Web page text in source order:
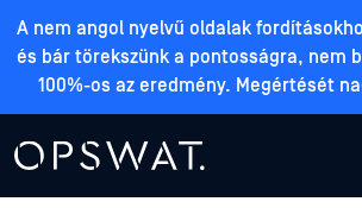
A nem angol nyelvű oldalak
és bár törekszünk a pontosságra, nem
100%-os az eredmény. Megértését